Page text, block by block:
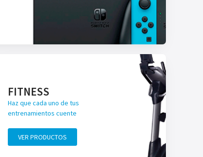
FITNESS
Haz que cada uno de tus
entrenamientos cuente
VER PRODUCTOS